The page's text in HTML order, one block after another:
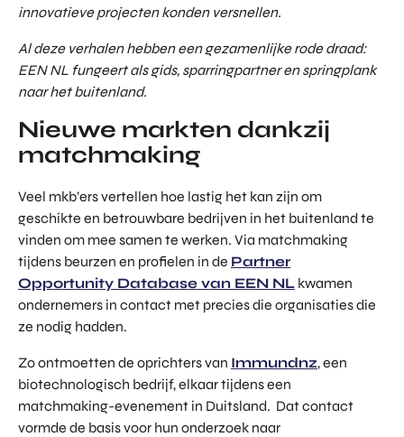
innovatieve projecten konden versnellen.
Al deze verhalen hebben een gezamenlijke rode draad:
EEN NL fungeert als gids, sparringpartner en springplank
naar het buitenland.
Nieuwe markten dankzij
matchmaking
Veel mkb’ers vertellen hoe lastig het kan zijn om
geschikte en betrouwbare bedrijven in het buitenland te
vinden om mee samen te werken. Via matchmaking
tijdens beurzen en profielen in de Partner
Opportunity Database van EEN NL kwamen
ondernemers in contact met precies die organisaties die
ze nodig hadden.
Zo ontmoetten de oprichters van Immundnz, een
biotechnologisch bedrijf, elkaar tijdens een
matchmaking-evenement in Duitsland. Dat contact
vormde de basis voor hun onderzoek naar